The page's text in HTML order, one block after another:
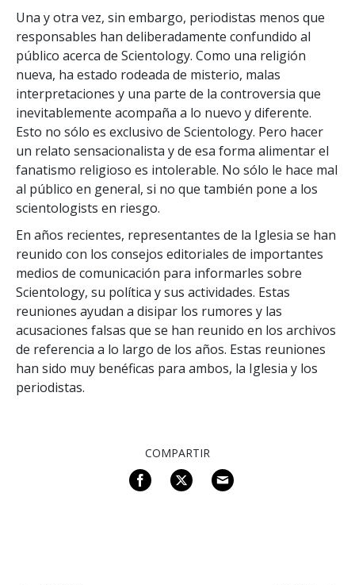
Una y otra vez, sin embargo, periodistas menos que
responsables han deliberadamente confundido al
público acerca de Scientology. Como una religión
nueva, ha estado rodeada de misterio, malas
interpretaciones y una parte de la controversia que
inevitablemente acompaña a lo nuevo y diferente.
Esto no sólo es exclusivo de Scientology. Pero hacer
un relato sensacionalista y de esa forma alimentar el
fanatismo religioso es intolerable. No sólo le hace mal
al público en general, si no que también pone a los
scientologists en riesgo.
En años recientes, representantes de la Iglesia se han
reunido con los consejos editoriales de importantes
medios de comunicación para informarles sobre
Scientology, su política y sus actividades. Estas
reuniones ayudan a disipar los rumores y las
acusaciones falsas que se han reunido en los archivos
de referencia a lo largo de los años. Estas reuniones
han sido muy benéficas para ambos, la Iglesia y los
periodistas.
COMPARTIR